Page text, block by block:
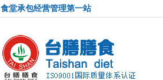
食堂承包经营管理第一站